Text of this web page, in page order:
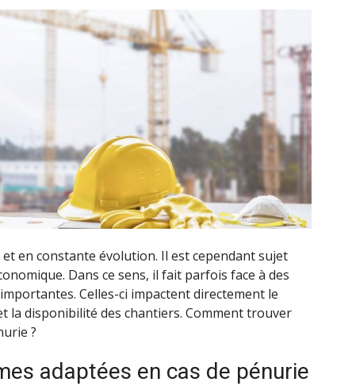
en constante évolution. Il est cependant sujet
Dans ce sens, il fait parfois face à des
Celles-ci impactent directement le
la disponibilité des chantiers. Comment trouver
?
adaptées en cas de pénurie